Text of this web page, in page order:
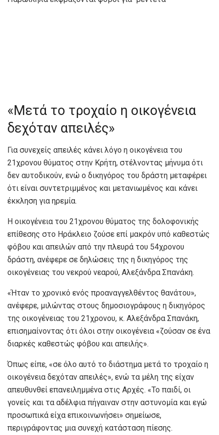
«Μετά το τροχαίο η οικογένεια
δεχόταν απειλές»
Για συνεχείς απειλές κάνει λόγο η οικογένεια του
21χρονου θύματος στην Κρήτη, στέλνοντας μήνυμα ότι
δεν αυτοδικούν, ενώ ο δικηγόρος του δράστη μεταφέρει
ότι είναι συντετριμμένος και μετανιωμένος και κάνει
έκκληση για ηρεμία.
H οικογένεια του 21χρονου θύματος της δολοφονικής
επίθεσης στο Ηράκλειο ζούσε επί μακρόν υπό καθεστώς
φόβου και απειλών από την πλευρά του 54χρονου
δράστη, ανέφερε σε δηλώσεις της η δικηγόρος της
οικογένειας του νεκρού νεαρού, Αλεξάνδρα Σπανάκη.
«Ήταν το χρονικό ενός προαναγγελθέντος θανάτου»,
ανέφερε, μιλώντας στους δημοσιογράφους η δικηγόρος
της οικογένειας του 21χρονου, κ. Αλεξάνδρα Σπανάκη,
επισημαίνοντας ότι όλοι στην οικογένεια «ζούσαν σε ένα
διαρκές καθεστώς φόβου και απειλής».
Όπως είπε, «σε όλο αυτό το διάστημα μετά το τροχαίο η
οικογένεια δεχόταν απειλές», ενώ τα μέλη της είχαν
απευθυνθεί επανειλημμένα στις Αρχές. «Το παιδί, οι
γονείς και τα αδέλφια πήγαιναν στην αστυνομία και εγώ
προσωπικά είχα επικοινωνήσει» σημείωσε,
περιγράφοντας μια συνεχή κατάσταση πίεσης.